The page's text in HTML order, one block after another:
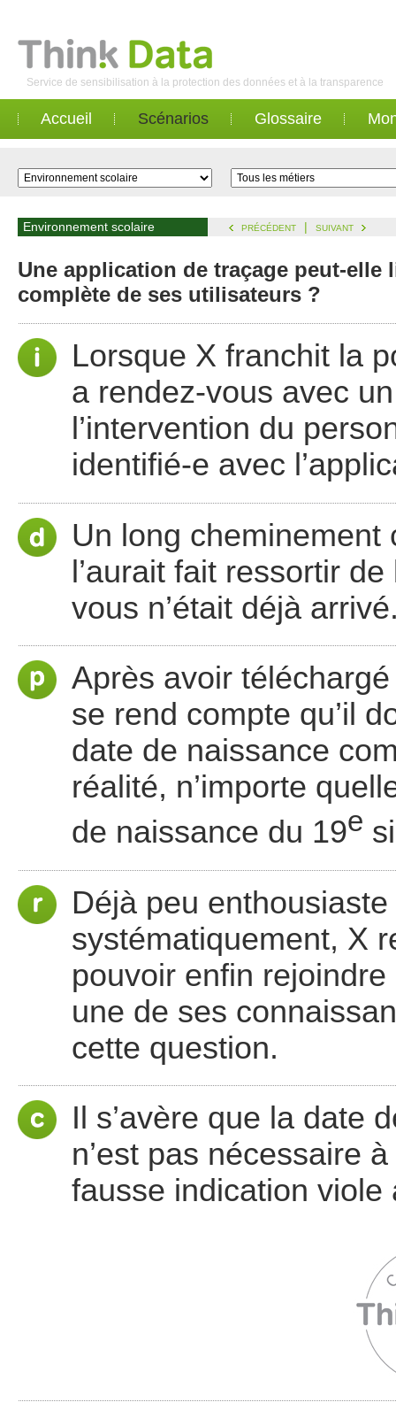
Service de sensibilisation à la protection des données et à la transparence
Accueil Scénarios Glossaire
Environnement scolaire PRÉCÉDENT | SUIVANT
Une application de traçage peut-
complète de ses utilisateurs ?
Lorsque X franchit la
a rendez-vous avec
l’intervention du
identifié-e avec
Un long cheminement
l’aurait fait ressortir
vous n’était déjà
Après avoir
se rend compte qu’il
date de naissance
réalité, n’importe
de naissance du 19e
Déjà peu enthousiaste
systématiquement, X
pouvoir enfin
une de ses
cette question.
Il s’avère que la date
n’est pas nécessaire
fausse indication viole